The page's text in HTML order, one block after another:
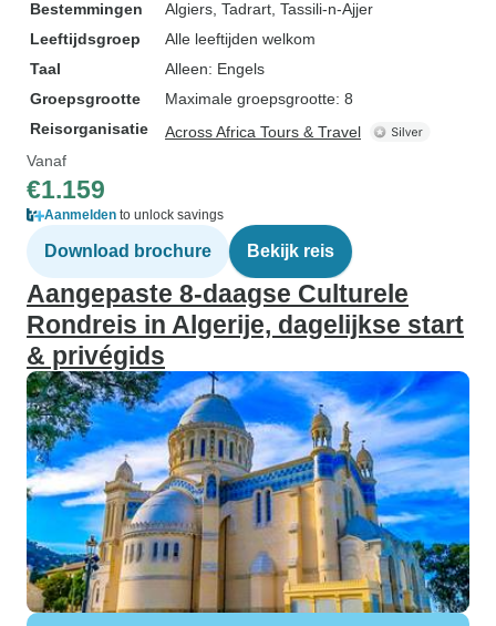
Bestemmingen
Algiers , Tadrart , Tassili-n-Ajjer
Leeftijdsgroep
Alle leeftijden welkom
Taal
Alleen: Engels
Groepsgrootte
Maximale groepsgrootte: 8
Reisorganisatie
Across Africa Tours & Travel
Vanaf
€1.159
Aanmelden to unlock savings
Download brochure Bekijk reis
Aangepaste 8-daagse Culturele
Rondreis in Algerije, dagelijkse start
& privégids